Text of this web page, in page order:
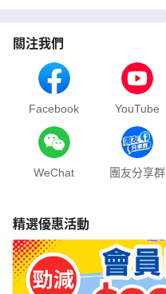
關注我們
Facebook YouTube
WeChat 團友分享群
精選優惠活動